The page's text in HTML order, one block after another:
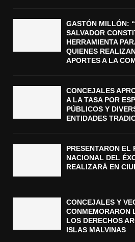
GASTÓN MILLÓN:
SALVADOR
HERRAMIENTA
QUIENES
APORTES A LA
CONCEJALES
A LA TASA POR
PÚBLICOS Y
ENTIDADES
PRESENTARON EL
NACIONAL DEL
REALIZARÁ EN
CONCEJALES Y
CONMEMORARON
LOS DERECHOS
ISLAS MALVINAS